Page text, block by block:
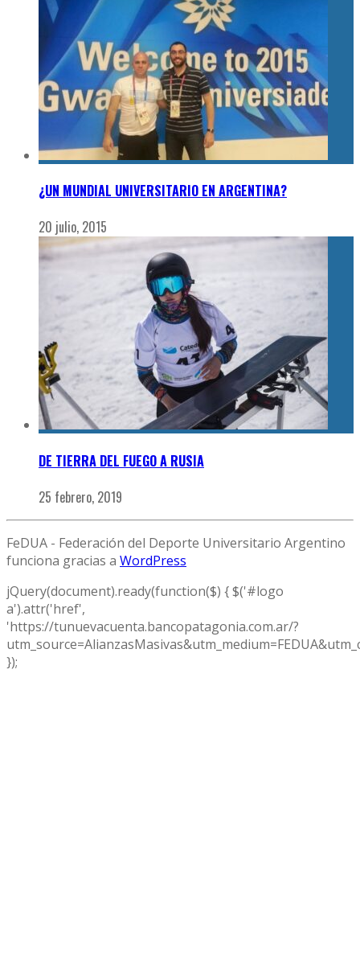
¿UN MUNDIAL UNIVERSITARIO EN ARGENTINA?
20 julio, 2015
DE TIERRA DEL FUEGO A RUSIA
25 febrero, 2019
FeDUA - Federación del Deporte Universitario Argentino
funciona gracias a WordPress
jQuery(document).ready(function($) { $('#logo
a').attr('href',
'https://tunuevacuenta.bancopatagonia.com.ar/?
});